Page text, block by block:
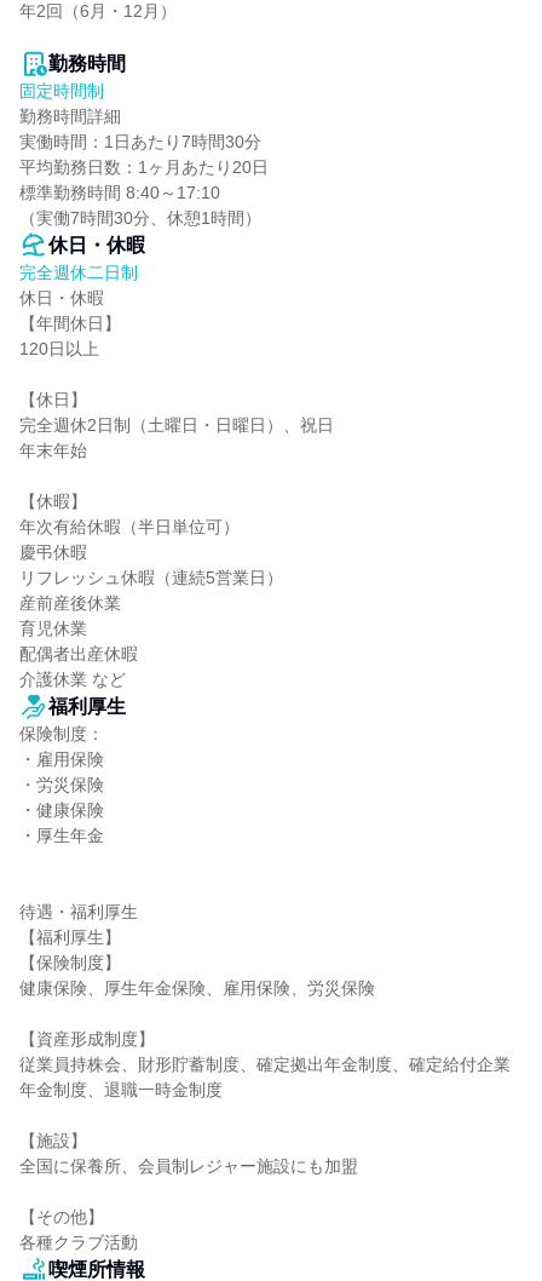
年2回（6月・12月）
勤務時間
固定時間制
勤務時間詳細
実働時間：1日あたり7時間30分
平均勤務日数：1ヶ月あたり20日
標準勤務時間 8:40～17:10
（実働7時間30分、休憩1時間）
休日・休暇
完全週休二日制
休日・休暇
【年間休日】
120日以上
【休日】
完全週休2日制（土曜日・日曜日）、祝日
年末年始
【休暇】
年次有給休暇（半日単位可）
慶弔休暇
リフレッシュ休暇（連続5営業日）
産前産後休業
育児休業
配偶者出産休暇
介護休業 など
福利厚生
保険制度：
・雇用保険
・労災保険
・健康保険
・厚生年金
待遇・福利厚生
【福利厚生】
【保険制度】
健康保険、厚生年金保険、雇用保険、労災保険
【資産形成制度】
従業員持株会、財形貯蓄制度、確定拠出年金制度、確定給付企業
年金制度、退職一時金制度
【施設】
全国に保養所、会員制レジャー施設にも加盟
【その他】
各種クラブ活動
喫煙所情報